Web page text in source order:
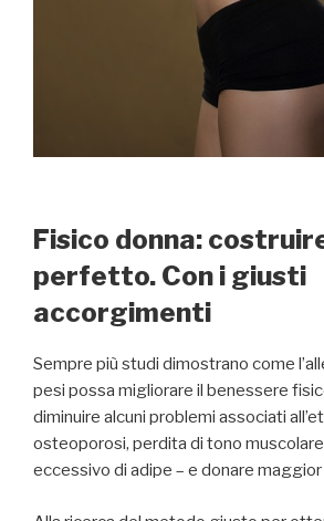
Fisico donna:
perfetto. Con i giusti
accorgimenti
Sempre più studi dimostrano come
pesi possa migliorare il benessere
diminuire alcuni problemi associati
osteoporosi, perdita di tono
eccessivo di adipe – e donare